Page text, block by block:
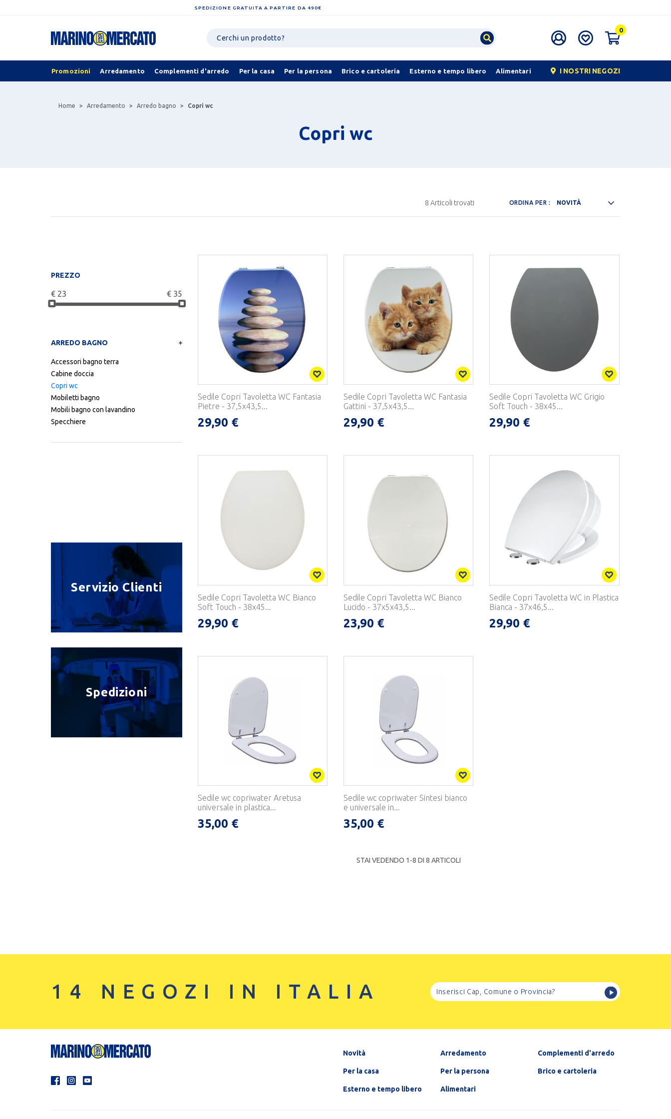
SPEDIZIONE GRATUITA A PARTIRE DA 490€
0
Promozioni Arredamento Complementi d'arredo Per la casa Per la persona Brico e cartoleria Esterno e tempo libero Alimentari I NOSTRI NEGOZI
Home Arredamento Arredo bagno Copri wc
Copri wc
8 Articoli trovati ORDINA PER :
PREZZO
€ 23 €35
ARREDO BAGNO
Accessori bagno terra
Cabine doccia
Copri wc
Mobiletti bagno
Mobili bagno con lavandino
Specchiere
Servizio Clienti
Spedizioni
Sedile Copri Tavoletta WC Fantasia
Pietre - 37,5x43,5...
29,90 €
Sedile Copri Tavoletta WC Fantasia
Gattini - 37,5x43,5...
29,90 €
Sedile Copri Tavoletta WC Grigio
Soft Touch - 38x45...
29,90 €
Sedile Copri Tavoletta WC Bianco
Soft Touch - 38x45...
29,90 €
Sedile Copri Tavoletta WC Bianco
Lucido - 37x5x43,5...
23,90 €
Sedile Copri Tavoletta WC in Plastica
Bianca - 37x46,5...
29,90 €
Sedile wc copriwater Aretusa
universale in plastica...
35,00 €
Sedile wc copriwater Sintesi bianco
e universale in...
35,00 €
STAI VEDENDO 1-8 DI 8 ARTICOLI
14 NEGOZI IN ITALIA
Novità Arredamento Complementi d'arredo
Per la casa Per la persona Brico e cartoleria
Esterno e tempo libero Alimentari